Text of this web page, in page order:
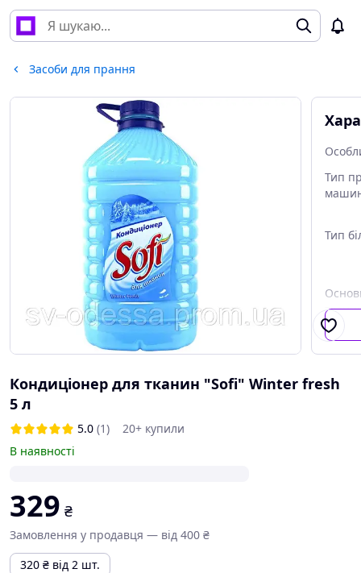
Засоби для прання
Тип
Тип
Вага
Кондиціонер для тканин "Sofi" Winter fresh
5 л
5.0 (1)
20+ купили
В наявності
329 ₴
Замовлення у продавця — від 400 ₴
320 ₴ від 2 шт.